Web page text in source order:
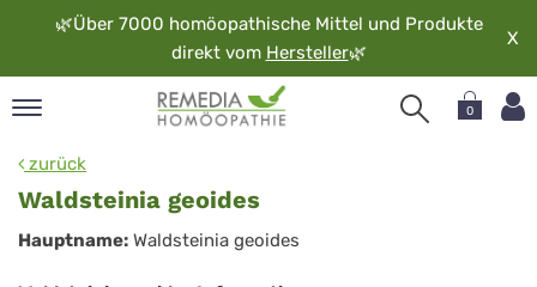
🌿Über 7000 homöopathische Mittel und Produkte
direkt vom Hersteller🌿
X
0
zurück
Waldsteinia geoides
Waldsteinia
geoides
Hauptname: Waldsteinia geoides